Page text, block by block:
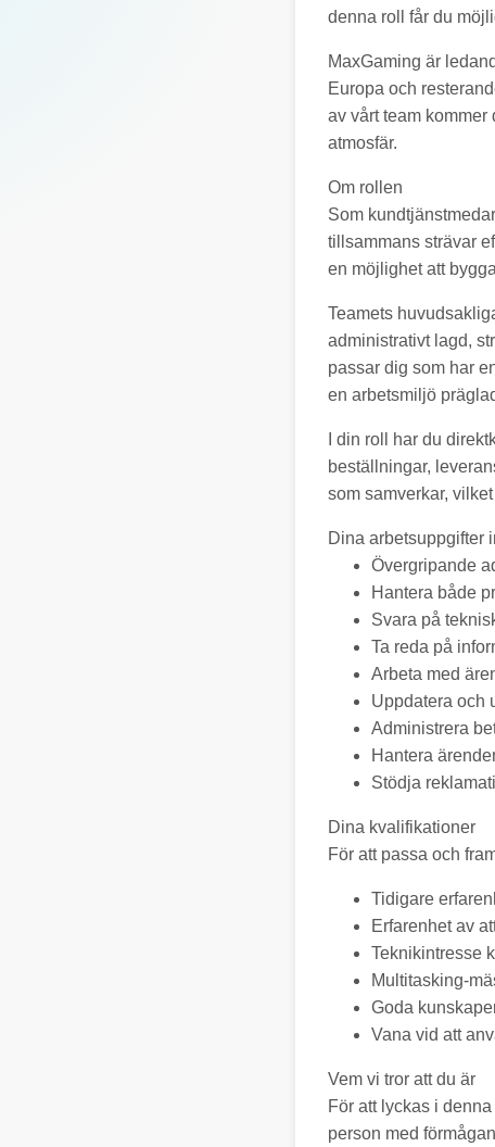
denna roll får du
MaxGaming är
Europa och
av vårt team
atmosfär.
Om rollen
Som
tillsammans strävar
en möjlighet att
Teamets
administrativt lagd,
passar dig som har
en arbetsmiljö
I din roll har du
beställningar,
som samverkar,
Dina arbetsuppgifter
Övergripande
Hantera både
Svara på
Ta reda på
Arbeta med
Uppdatera och
Administrera
Hantera
Stödja
Dina kvalifikationer
För att passa och
Tidigare
Erfarenhet av
Teknikintresse
Multitasking-
Goda
Vana vid att
Vem vi tror att du är
För att lyckas i
person med